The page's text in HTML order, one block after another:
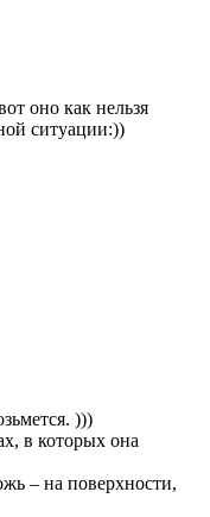
оно как нельзя
ситуации:))
)))
в которых она
– на поверхности,